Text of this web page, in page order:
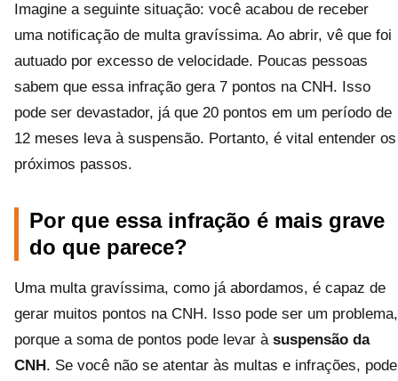
Imagine a seguinte situação: você acabou de receber
uma notificação de multa gravíssima. Ao abrir, vê que foi
autuado por excesso de velocidade. Poucas pessoas
sabem que essa infração gera 7 pontos na CNH. Isso
pode ser devastador, já que 20 pontos em um período de
12 meses leva à suspensão. Portanto, é vital entender os
próximos passos.
Por que essa infração é mais grave
do que parece?
Uma multa gravíssima, como já abordamos, é capaz de
gerar muitos pontos na CNH. Isso pode ser um problema,
porque a soma de pontos pode levar à suspensão da
CNH . Se você não se atentar às multas e infrações, pode